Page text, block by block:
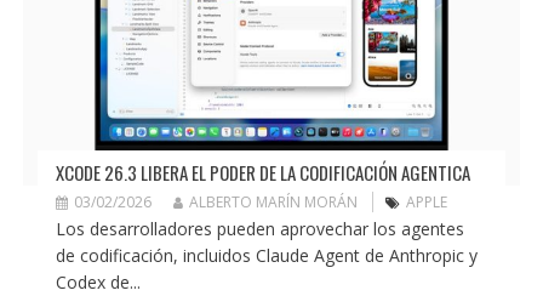
XCODE 26.3 LIBERA EL PODER DE LA CODIFICACIÓN AGENTICA
03/02/2026 ALBERTO MARÍN MORÁN APPLE
Los desarrolladores pueden aprovechar los agentes
de codificación, incluidos Claude Agent de Anthropic y
Codex de...